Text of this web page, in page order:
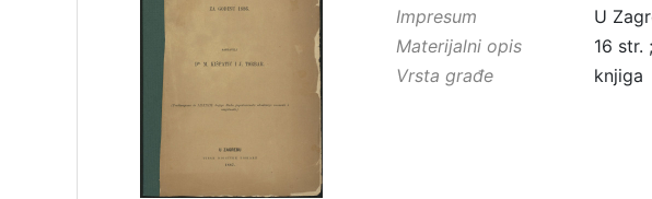
Impresum
U
Materijalni opis
16 str.
Vrsta građe
knjiga